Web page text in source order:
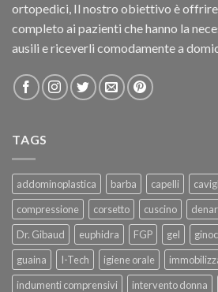
ortopedici, Il nostro obiettivo è offrire
completo ai pazienti che hanno la
ausili e riceverli comodamente a
TAGS
addominoplastica barba capelli
compressione
corsetto cuscino
Dr. Gibaud
euphidra FGP gel
guaina
I-Tech igiene orale
indumenti comprensivi
intervento donna